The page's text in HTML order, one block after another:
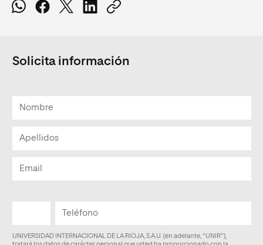
Solicita información